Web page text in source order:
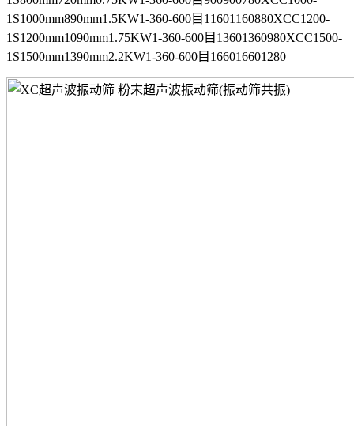
1S1000mm890mm1.5KW1-360-600目11601160880XCC1200-
1S1200mm1090mm1.75KW1-360-600目13601360980XCC1500-
1S1500mm1390mm2.2KW1-360-600目166016601280